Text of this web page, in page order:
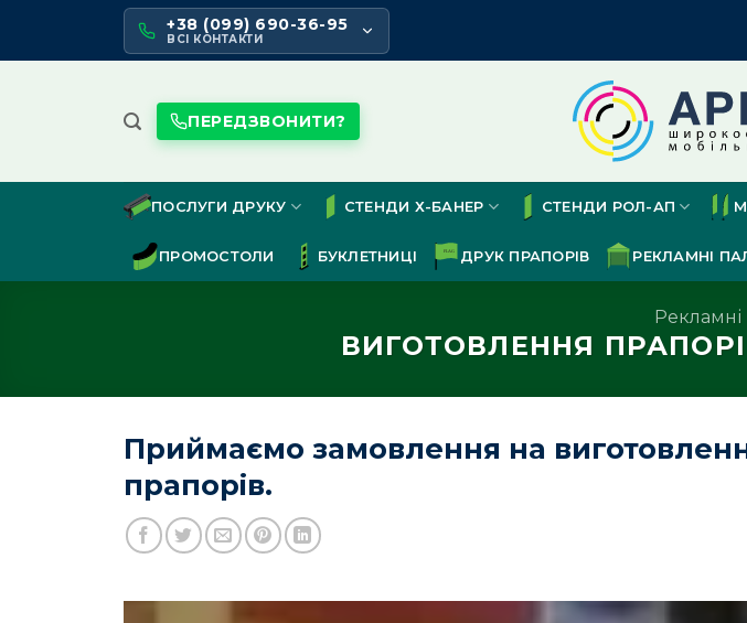
content
+38 (099) 690-36-95
ВСІ КОНТАКТИ
ПЕРЕДЗВОНИТИ?
ПОСЛУГИ ДРУКУ СТЕНДИ Х-БАНЕР СТЕНДИ РОЛ-АП
ПРОМОСТОЛИ БУКЛЕТНИЦІ ДРУК ПРАПОРІВ РЕКЛАМНІ
ВИГОТОВЛЕННЯ
Приймаємо замовлення на
прапорів.